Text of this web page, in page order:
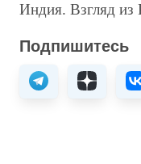
Индия. Взгляд из
Подпишитесь